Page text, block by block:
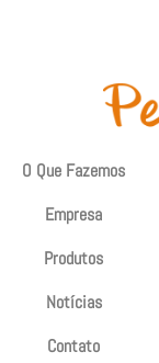
O Que Fazemos
Empresa
Produtos
Notícias
Contato